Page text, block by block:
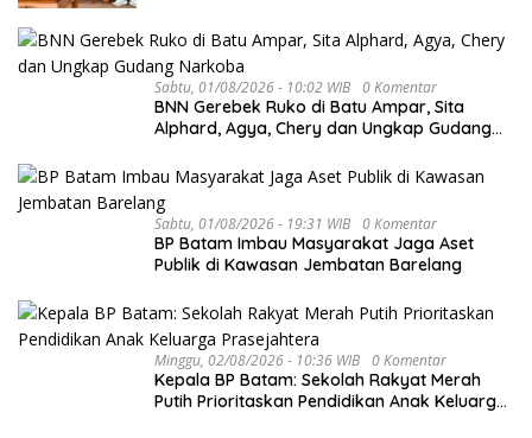
Sabtu, 01/08/2026 - 10:02 WIB 0 Komentar
BNN Gerebek Ruko di Batu Ampar, Sita
Alphard, Agya, Chery dan Ungkap Gudang
Sabtu, 01/08/2026 - 19:31 WIB 0 Komentar
BP Batam Imbau Masyarakat Jaga Aset
Publik di Kawasan Jembatan Barelang
Minggu, 02/08/2026 - 10:36 WIB 0 Komentar
Kepala BP Batam: Sekolah Rakyat Merah
Putih Prioritaskan Pendidikan Anak Keluarga